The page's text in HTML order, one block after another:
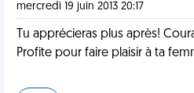
mercredi 19 juin 2013 20:17
Tu apprécieras plus après!
Profite pour faire plaisir à ta